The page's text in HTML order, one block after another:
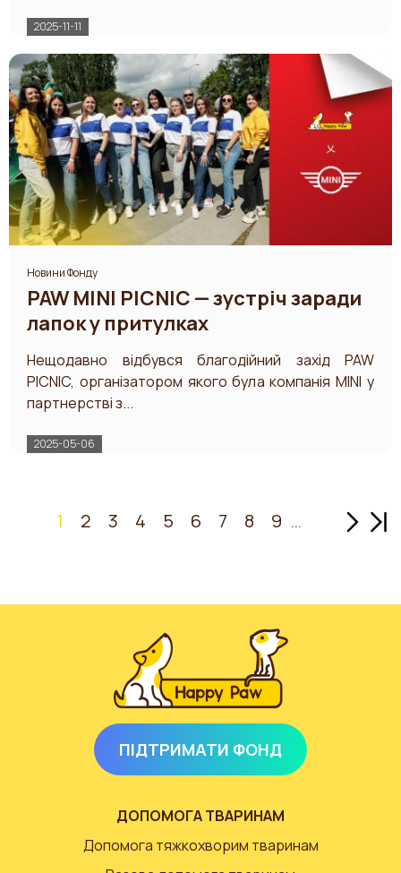
2025-11-11
Новини Фонду
PAW MINI PICNIC — зустріч заради
лапок у притулках
Нещодавно відбувся благодійний захід PAW
PICNIC, організатором якого була компанія MINI у
партнерстві з...
2025-05-06
1 2 3 4 5 6 7 8 9 …
ПІДТРИМАТИ ФОНД
ДОПОМОГА ТВАРИНАМ
Допомога тяжкохворим тваринам